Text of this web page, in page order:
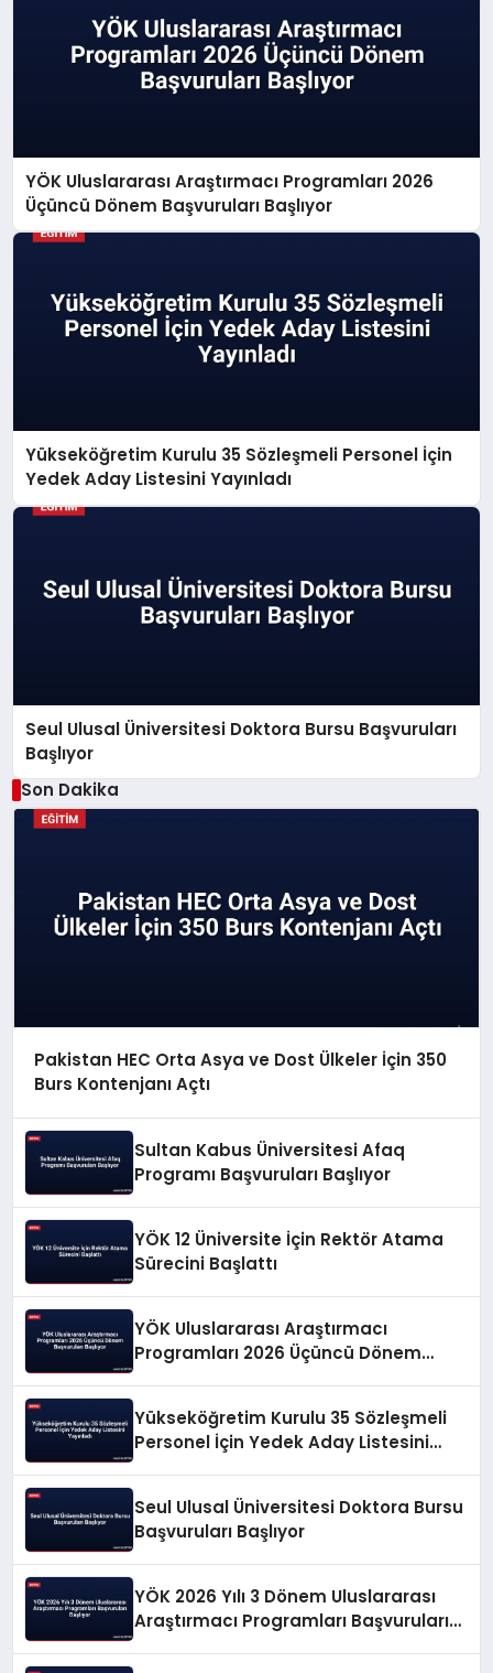
YÖK Uluslararası Araştırmacı Programları 2026
Üçüncü Dönem Başvuruları Başlıyor
Yükseköğretim Kurulu 35 Sözleşmeli Personel İçin
Yedek Aday Listesini Yayınladı
Seul Ulusal Üniversitesi Doktora Bursu Başvuruları
Başlıyor
Son Dakika
Pakistan HEC Orta Asya ve Dost Ülkeler İçin 350
Burs Kontenjanı Açtı
Sultan Kabus Üniversitesi Afaq
Programı Başvuruları Başlıyor
YÖK 12 Üniversite İçin Rektör Atama
Sürecini Başlattı
YÖK Uluslararası Araştırmacı
Programları 2026 Üçüncü Dönem
Yükseköğretim Kurulu 35 Sözleşmeli
Personel İçin Yedek Aday Listesini
Seul Ulusal Üniversitesi Doktora Bursu
Başvuruları Başlıyor
YÖK 2026 Yılı 3 Dönem Uluslararası
Araştırmacı Programları Başvuruları